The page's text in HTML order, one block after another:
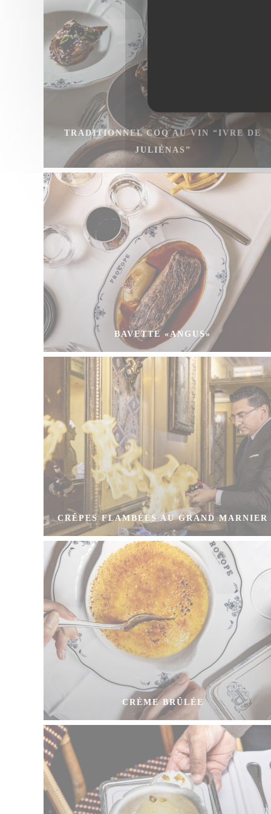
TRADITIONNEL COQ AU VIN “IVRE DE
JULIÉNAS”
BAVETTE «ANGUS»
CRÊPES FLAMBÉES AU GRAND MARNIER
CRÈME BRÛLÉE